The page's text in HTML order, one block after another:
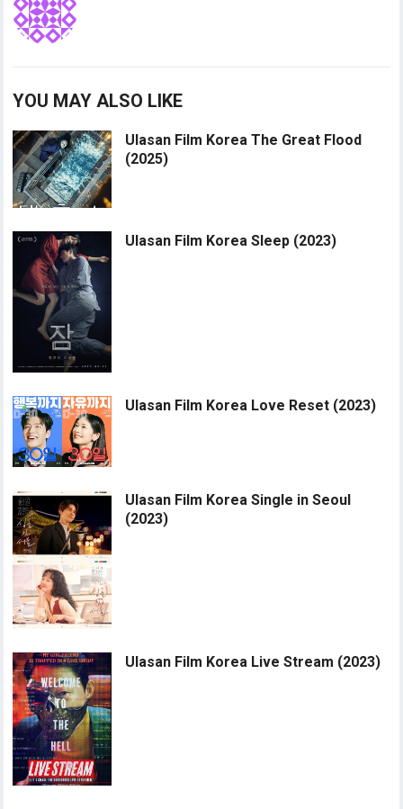
YOU MAY ALSO LIKE
Ulasan Film Korea The Great Flood
(2025)
Ulasan Film Korea Sleep (2023)
Ulasan Film Korea Love Reset (2023)
Ulasan Film Korea Single in Seoul
(2023)
Ulasan Film Korea Live Stream (2023)